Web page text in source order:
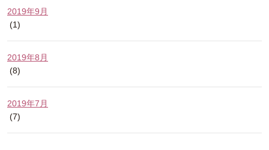
2019年9月
(1)
2019年8月
(8)
2019年7月
(7)